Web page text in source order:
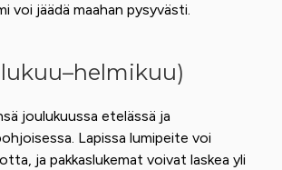
voi jäädä maahan pysyvästi.
joulukuussa etelässä ja
Lapissa lumipeite voi
ja pakkaslukemat voivat laskea yli